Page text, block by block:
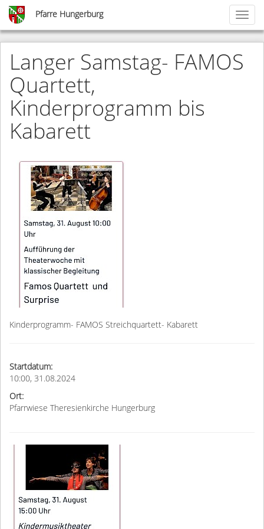
Skip
main
content
Pfarre Hungerburg
Langer Samstag- FAMOS
Quartett,
Kinderprogramm bis
Kabarett
Kinderprogramm- FAMOS Streichquartett- Kabarett
Startdatum:
10:00, 31.08.2024
Ort:
Pfarrwiese Theresienkirche Hungerburg